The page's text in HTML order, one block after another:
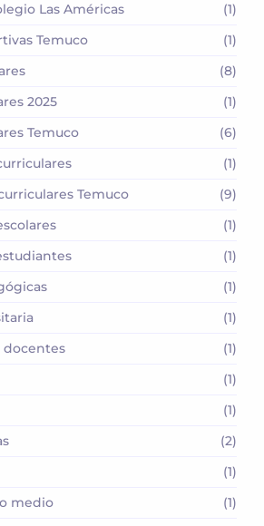
Las Américas
(1)
Temuco
(1)
(8)
2025
(1)
Temuco
(6)
(1)
Temuco
(9)
(1)
(1)
(1)
(1)
docentes
(1)
(1)
(1)
(2)
(1)
medio
(1)